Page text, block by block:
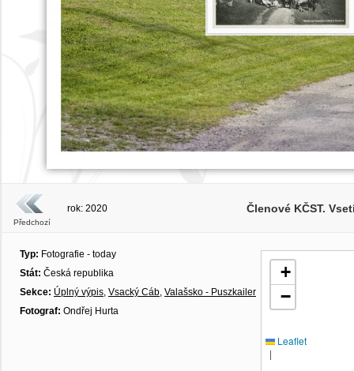
Předchozí
rok: 2020 Členové KČST.
Typ: Fotografie - today
Stát: Česká republika
Sekce: Úplný výpis, Vsacký Cáb, Valašsko - Puszkailer
Fotograf: Ondřej Hurta
+
−
Leaflet
|